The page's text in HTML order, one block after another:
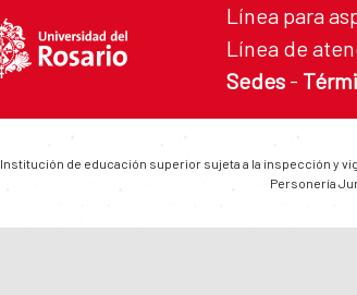
Línea para
Línea de
Sedes -
Institución de educación superior sujeta a la inspección y
Personería